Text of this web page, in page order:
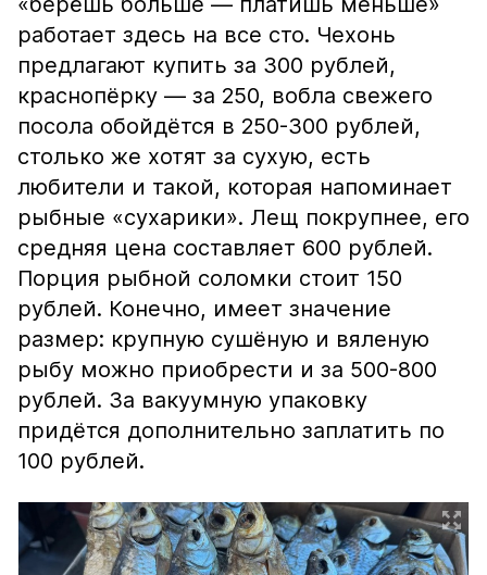
работает здесь на все сто. Чехонь
предлагают купить за 300 рублей,
краснопёрку — за 250, вобла свежего
посола обойдётся в 250-300 рублей,
столько же хотят за сухую, есть
любители и такой, которая напоминает
рыбные «сухарики». Лещ покрупнее, его
средняя цена составляет 600 рублей.
Порция рыбной соломки стоит 150
рублей. Конечно, имеет значение
размер: крупную сушёную и вяленую
рыбу можно приобрести и за 500-800
рублей. За вакуумную упаковку
придётся дополнительно заплатить по
100 рублей.